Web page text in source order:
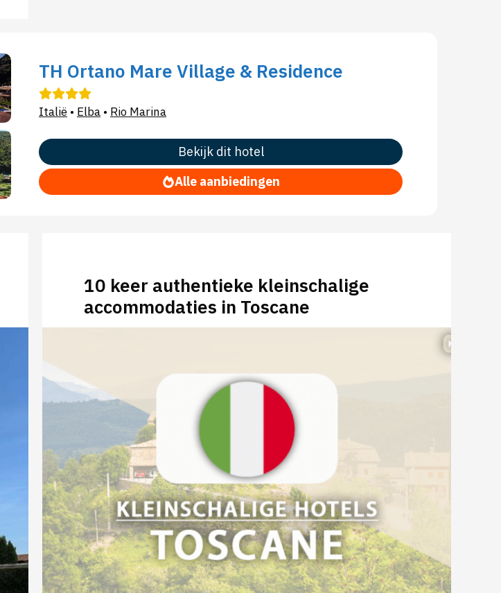
TH Ortano Mare Village & Residence
Italië • Elba • Rio Marina
Bekijk dit hotel
Alle aanbiedingen
10 keer authentieke kleinschalige
accommodaties in Toscane